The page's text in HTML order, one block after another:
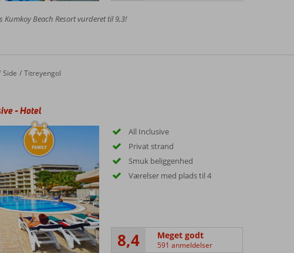
Kumkoy Beach Resort vurderet til 9,3!
Side Titreyengol
-Hotel
All Inclusive
Privat strand
Smuk beliggenhed
Værelser med plads til 4
8,4 Meget godt
591 anmeldelser